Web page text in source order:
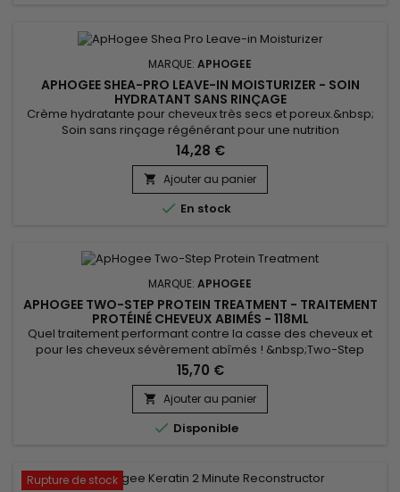
MARQUE: APHOGEE
APHOGEE SHEA-PRO LEAVE-IN MOISTURIZER - SOIN
HYDRATANT SANS RINÇAGE
Crème hydratante pour cheveux très secs et poreux.&nbsp;
Soin sans rinçage régénérant pour une nutrition
intense.&nbsp; Enrichi en beurre de Karité, ApHogee Shea-
Pro Leave-In Moisturizer combine l’action hautement nutritive
du beurre de karité aux bienfaits hydratants, gainants et
adoucissants de la kératine pour apporter une dose de soin
à la fibre...
14,28 €
 Ajouter au panier
 En stock
MARQUE: APHOGEE
APHOGEE TWO-STEP PROTEIN TREATMENT - TRAITEMENT
PROTÉINÉ CHEVEUX ABIMÉS - 118ML
Quel traitement performant contre la casse des cheveux et
pour les cheveux sévèrement abîmés ! &nbsp;Two-Step
Protein Treatment &nbsp;ApHogee restructure, redonne
force au cheveu instantanément.&nbsp; Idéal pour les
chevelures colorées, défrisées ou permanentées. pH
optimisé, &nbsp;il contient un complexe exclusif de
Prophytamine.
15,70 €
 Ajouter au panier
 Disponible
Rupture de stock